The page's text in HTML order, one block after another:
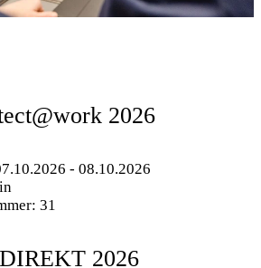
2026
- 08.10.2026
31
2026